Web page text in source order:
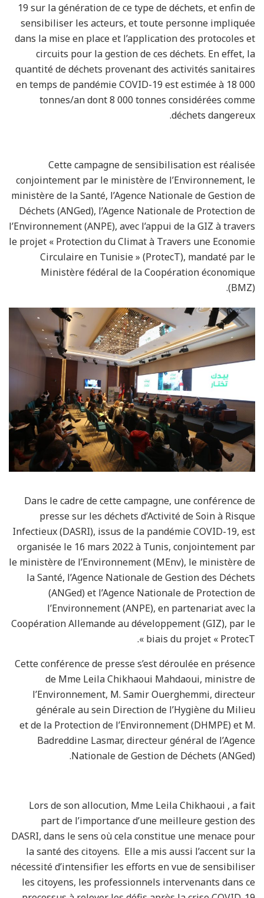
19 sur la génération de ce type de déchets, et enfin de
sensibiliser les acteurs, et toute personne impliquée
dans la mise en place et l’application des protocoles et
circuits pour la gestion de ces déchets. En effet, la
quantité de déchets provenant des activités sanitaires
en temps de pandémie COVID-19 est estimée à 18 000
tonnes/an dont 8 000 tonnes considérées comme
déchets dangereux.
Cette campagne de sensibilisation est réalisée
conjointement par le ministère de l’Environnement, le
ministère de la Santé, l’Agence Nationale de Gestion de
Déchets (ANGed), l’Agence Nationale de Protection de
l’Environnement (ANPE), avec l’appui de la GIZ à travers
le projet « Protection du Climat à Travers une Economie
Circulaire en Tunisie » (ProtecT), mandaté par le
Ministère fédéral de la Coopération économique
(BMZ).
Dans le cadre de cette campagne, une conférence de
presse sur les déchets d’Activité de Soin à Risque
Infectieux (DASRI), issus de la pandémie COVID-19, est
organisée le 16 mars 2022 à Tunis, conjointement par
le ministère de l’Environnement (MEnv), le ministère de
la Santé, l’Agence Nationale de Gestion des Déchets
(ANGed) et l’Agence Nationale de Protection de
l’Environnement (ANPE), en partenariat avec la
Coopération Allemande au développement (GIZ), par le
biais du projet « ProtecT ».
Cette conférence de presse s’est déroulée en présence
de Mme Leila Chikhaoui Mahdaoui, ministre de
l’Environnement, M. Samir Ouerghemmi, directeur
générale au sein Direction de l’Hygiène du Milieu
et de la Protection de l’Environnement (DHMPE) et M.
Badreddine Lasmar, directeur général de l’Agence
Nationale de Gestion de Déchets (ANGed).
Lors de son allocution, Mme Leila Chikhaoui , a fait
part de l’importance d’une meilleure gestion des
DASRI, dans le sens où cela constitue une menace pour
la santé des citoyens. Elle a mis aussi l’accent sur la
nécessité d’intensifier les efforts en vue de sensibiliser
les citoyens, les professionnels intervenants dans ce